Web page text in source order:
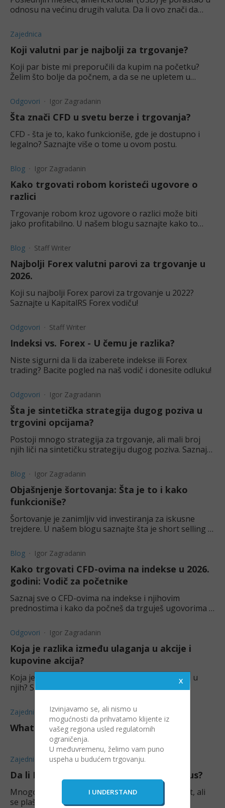
odnosu na većinu drugih valuta. Da li ovo znači da
Zajednica
Koji valutni par je najbolji za trgovanje?
Koji par biste mi preporučili da kupim na početku?
Želim što bolje da počnem, a da se ne upletem u
Odgovori Igor Zagradanin
Šta znači CFD u svetu berze i trgovanja?
CFD - šta je to, kako funkcioniše, gde je dostupno i
legalno? Saznajte više o tome u ovom postu.
Blog Igor Zagradanin
Kako trgovati robom koristeći ugovore o
razlici
Trgovanje robom kroz ugovore o razlici može biti
jako profitabilno. U našem blogu saznajte kako to
strategije.
Blog Staff Writer
Najbolji Forex valutni parovi za trgovanje u
2026.
Koji su najbolji Forex parovi za trgovanje u 2022?
Saznajte u KapitalRS Forex vodiču!
Odgovori Staff Writer
Indeksi vs. Forex - U čemu je razlika?
Niste sigurni da li da izaberete indekse ili Forex
trading? Bacite pogled na naš vodič i donesite odluku!
Odgovori Igor Zagradanin
Šta je sintetička strategija dugog poziva u
trgovini opcijama?
Postoji mnogo strategija za trgovanje, ali mali broj
njih liči na sintetičku strategiju dugog poziva. Saznajte
Blog Igor Zagradanin
Objašnjenje šortovanja: Šta je to i kako
funkcioniše?
Šortovanje je zanimljiv vid investiranja za iskusne
trejdere. U našem blogu saznajte šta je short selling i
Blog Igor Zagradanin
Kako trgovati CFD-ovima na indekse u 2026.
godini: Vodič za početnike
Saznaj sve o CFD-ovima na indekse i njihovim
prednostima i kako da počneš da trguješ ugovorima o
Odgovori Igor Zagradanin
Koja je razlika između ulaganja u akcije i
kupovine akcija?
Koja je razlika između kupovine akcija i ulaganja u
njih? Saznajte u našem postu.
Zajednica
What leverage should I use for forex?
Zajednica
Da li ETF pod polugom može otići u minus?
Mnogo me interesuje ovaj finansijski instrument, ali
se plašim tih teorijski beskonačnih gubitaka.
Izvinjavamo se, ali nismo u
mogućnosti da prihvatamo klijente iz
vašeg regiona usled regulatornih
ograničenja.
U međuvremenu, želimo vam puno
uspeha u budućem trgovanju.